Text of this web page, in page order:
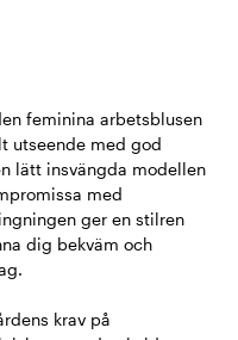
feminina arbetsblusen
utseende med god
lätt insvängda modellen
med
ger en stilren
dig bekväm och
krav på